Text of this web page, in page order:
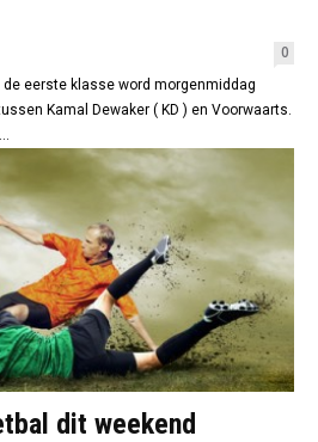
0
eerste klasse word morgenmiddag
Kamal Dewaker ( KD ) en Voorwaarts.
dit weekend